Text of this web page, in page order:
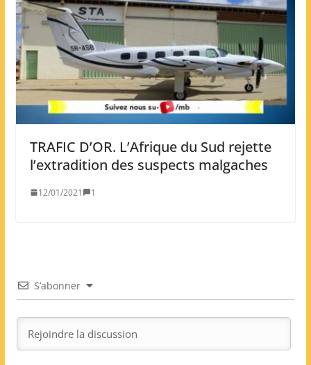
TRAFIC D’OR. L’Afrique du Sud rejette
l’extradition des suspects malgaches
12/01/2021 1
S’abonner